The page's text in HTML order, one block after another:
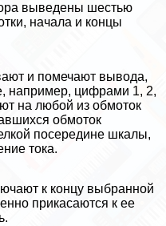
выведены шестью
начала и концы
и помечают вывода,
например, цифрами 1, 2,
на любой из обмоток
обмоток
посередине шкалы,
тока.
к концу выбранной
прикасаются к ее